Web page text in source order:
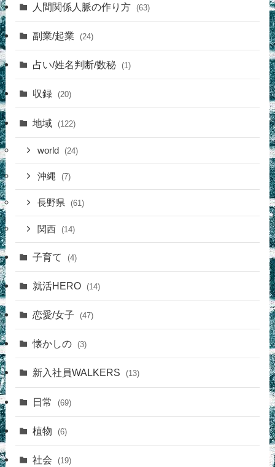
人間関係人脈の作り方 (63)
副業/起業 (24)
占い/姓名判断/数秘 (1)
収録 (20)
地域 (122)
world (24)
沖縄 (7)
長野県 (61)
関西 (14)
子育て (4)
就活HERO (14)
恋愛/女子 (47)
懐かしの (3)
新入社員WALKERS (13)
日常 (69)
植物 (6)
社会 (19)